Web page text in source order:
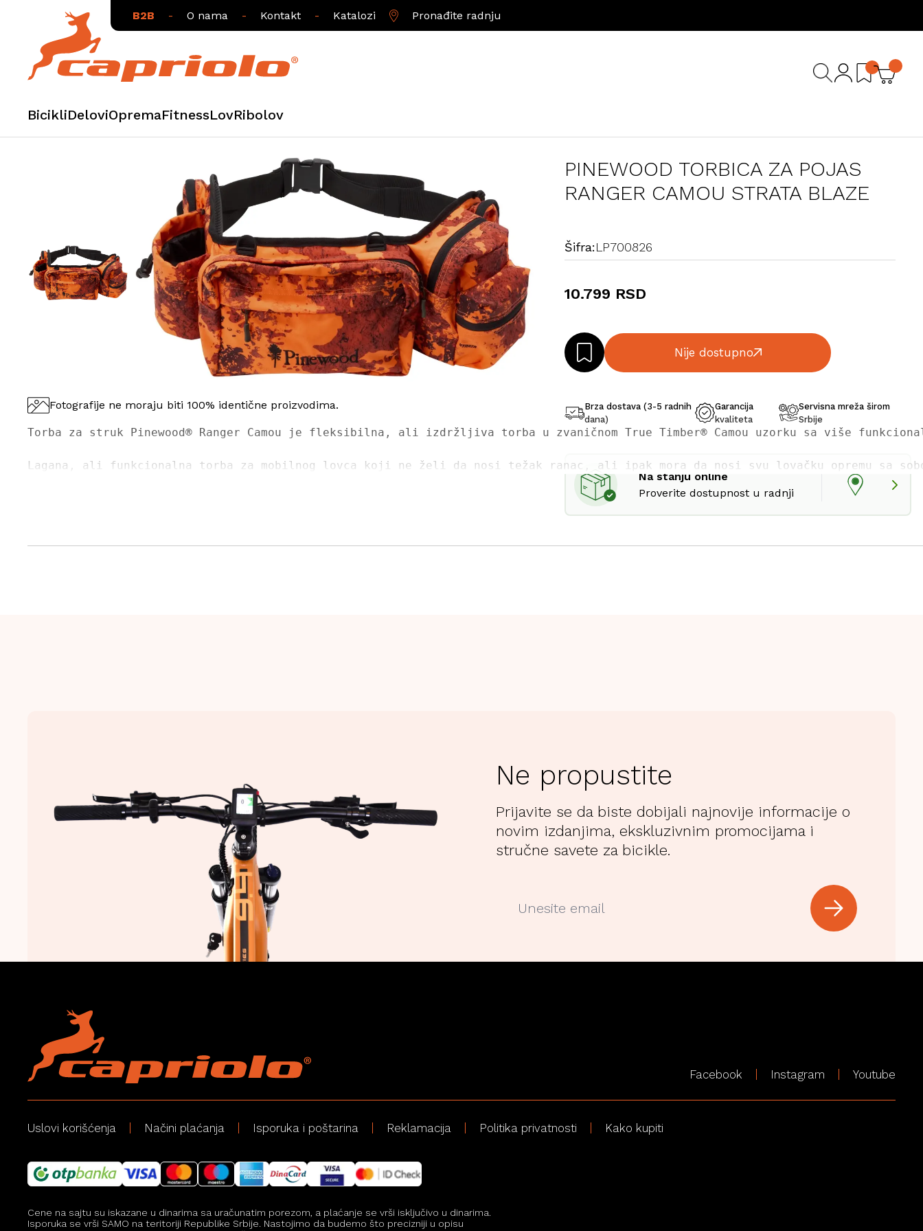
B2B - O nama - Kontakt - Katalozi Pronađite radnju
BicikliDeloviOpremaFitnessLovRibolov
Fotografije ne moraju biti 100% identične proizvodima.
Torba za struk Pinewood® Ranger Camou je fleksibilna, ali izdržljiva torba u zvaničnom True Timber® Camou uzorku sa više
Lagana, ali funkcionalna torba za mobilnog lovca koji ne želi da nosi težak ranac, ali ipak mora da nosi svu lovačku opremu sa
PINEWOOD TORBICA ZA POJAS
RANGER CAMOU STRATA BLAZE
Šifra:LP700826
10.799 RSD
Nije dostupno
Brza dostava (3-5 radnih
dana)
Garancija
kvaliteta
Servisna mreža širom
Srbije
Na stanju online
Proverite dostupnost u radnji
Ne propustite
Prijavite se da biste dobijali najnovije informacije o
novim izdanjima, ekskluzivnim promocijama i
stručne savete za bicikle.
Facebook Instagram Youtube
Uslovi korišćenja Načini plaćanja Isporuka i poštarina Reklamacija Politika privatnosti Kako kupiti
Cene na sajtu su iskazane u dinarima sa uračunatim porezom, a plaćanje se vrši isključivo u dinarima.
Isporuka se vrši SAMO na teritoriji Republike Srbije. Nastojimo da budemo što precizniji u opisu